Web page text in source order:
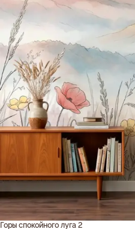
Горы спокойного луга 2